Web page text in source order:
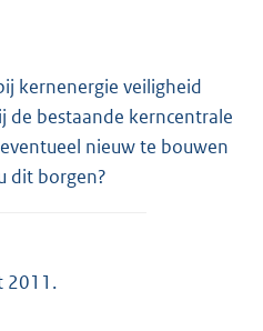
kernenergie veiligheid
de bestaande kerncentrale
nieuw te bouwen
dit borgen?
2011.